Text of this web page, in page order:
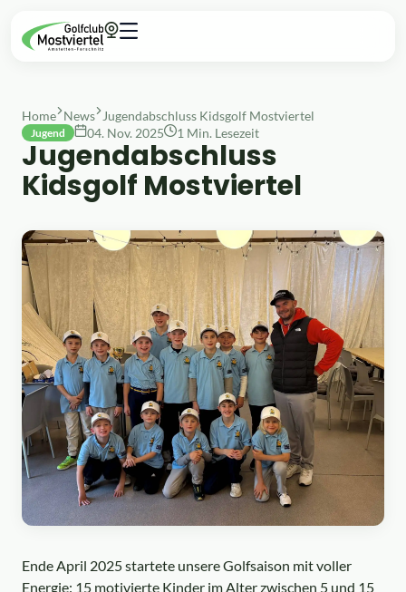
Home News Jugendabschluss Kidsgolf Mostviertel
Jugend 04. Nov. 2025 1 Min. Lesezeit
Jugendabschluss
Kidsgolf Mostviertel
Ende April 2025 startete unsere Golfsaison mit voller
Energie: 15 motivierte Kinder im Alter zwischen 5 und 15